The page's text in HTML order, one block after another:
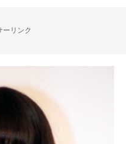
ーリンク